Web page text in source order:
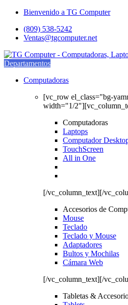
Saltar
navegación
saltar
contenido
Bienvenido a TG Computer
(809) 538-5242
Ventas@tgcomputer.net
Departamentos
Computadoras
[vc_row el_class="bg-
width="1/
Computadoras
Laptops
Computador
TouchScreen
All in One
[/vc_column_text][/
Accesorios de
Mouse
Teclado
Teclado y Mouse
Adaptadores
Bultos y Mochilas
Cámara Web
[/vc_column_text][/
Tabletas &